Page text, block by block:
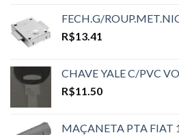
FECH.G/
R$13.41
CHAVE YALE C/PVC
R$11.50
MAÇANETA PTA FIAT